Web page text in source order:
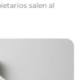
salen al